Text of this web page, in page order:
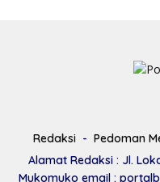
Redaksi Pedoman
Alamat Redaksi : Jl.
Mukomuko email :